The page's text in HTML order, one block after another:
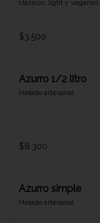
clásicos, light y veganos.
$3.500
Azurro 1/2 litro
Helado artesanal
$8.300
Azurro simple
Helado artesanal